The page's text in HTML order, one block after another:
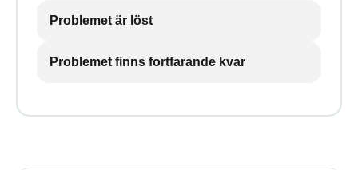
Problemet är löst
Problemet finns fortfarande kvar